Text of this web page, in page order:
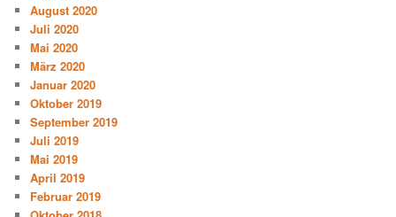
August 2020
Juli 2020
Mai 2020
März 2020
Januar 2020
Oktober 2019
September 2019
Juli 2019
Mai 2019
April 2019
Februar 2019